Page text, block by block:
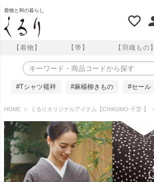
着物と和の暮らし
【着物】 【帯】 【羽織もの】
#Tシャツ襦袢 #麻楊柳きもの #セール
HOME くるりオリジナルアイテム【CHIKUMO-千雲-】